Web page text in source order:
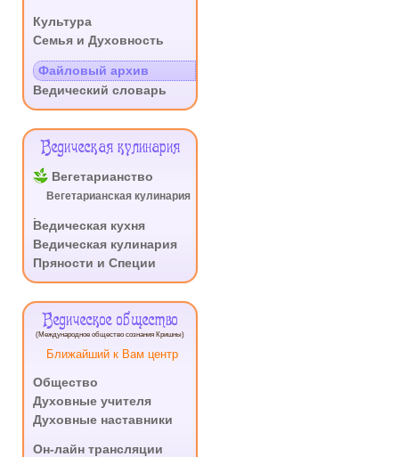
Культура
Семья и Духовность
Файловый архив
Ведический словарь
Ведическая кулинария
Вегетарианство
Вегетарианская кулинария
Ведическая кухня
Ведическая кулинария
Пряности и Специи
Ведическое общество
(Международное общество сознания Кришны)
Ближайший к Вам центр
Общество
Духовные учителя
Духовные наставники
Он-лайн трансляции